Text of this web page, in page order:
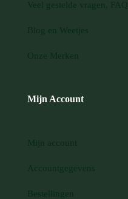
Veel gestelde vragen, FAQ
Blog en Weetjes
Onze Merken
Mijn Account
Mijn account
Accountgegevens
Bestellingen